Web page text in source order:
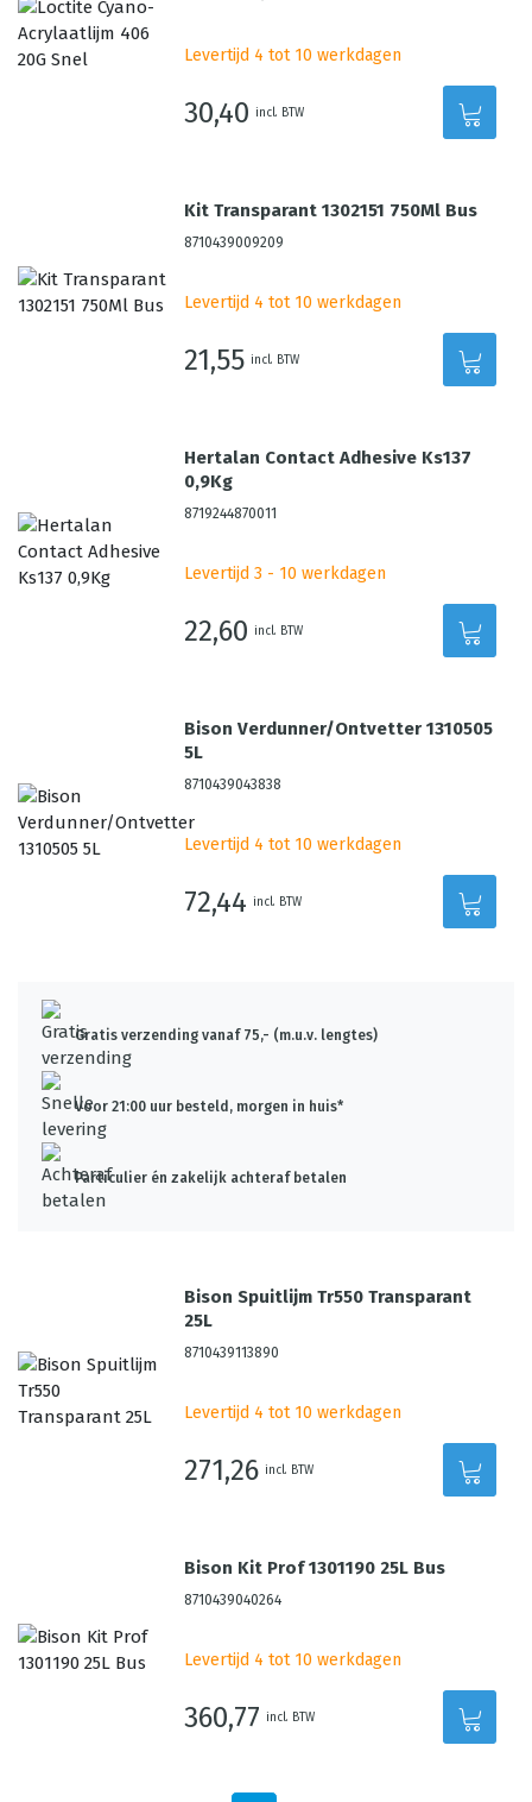
Levertijd 4 tot 10 werkdagen
30,40 incl. BTW
Kit Transparant 1302151 750Ml Bus
8710439009209
Levertijd 4 tot 10 werkdagen
21,55 incl. BTW
Hertalan Contact Adhesive Ks137
0,9Kg
8719244870011
Levertijd 3 - 10 werkdagen
22,60 incl. BTW
Bison Verdunner/Ontvetter 1310505
5L
8710439043838
Levertijd 4 tot 10 werkdagen
72,44 incl. BTW
Gratis verzending vanaf 75,- (m.u.v. lengtes)
Voor 21:00 uur besteld, morgen in huis*
Particulier én zakelijk achteraf betalen
Bison Spuitlijm Tr550 Transparant
25L
8710439113890
Levertijd 4 tot 10 werkdagen
271,26 incl. BTW
Bison Kit Prof 1301190 25L Bus
8710439040264
Levertijd 4 tot 10 werkdagen
360,77 incl. BTW